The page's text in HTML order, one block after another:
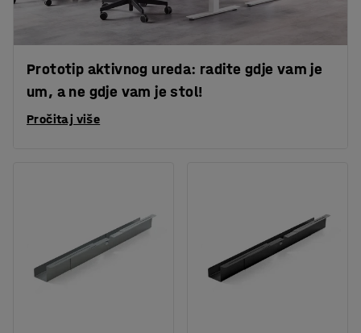
Prototip aktivnog ureda: radite gdje vam je
um, a ne gdje vam je stol!
Pročitaj više